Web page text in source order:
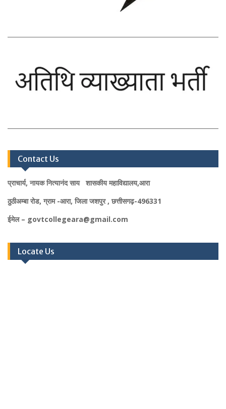
Contact Us
प्राचार्य, नायक नित्यानंद साय शासकीय महाविद्यालय,आरा
ठुठीअम्बा रोड, ग्राम -आरा, जिला जशपुर , छत्तीसगढ़-496331
ईमेल – govtcollegeara@gmail.com
Locate Us